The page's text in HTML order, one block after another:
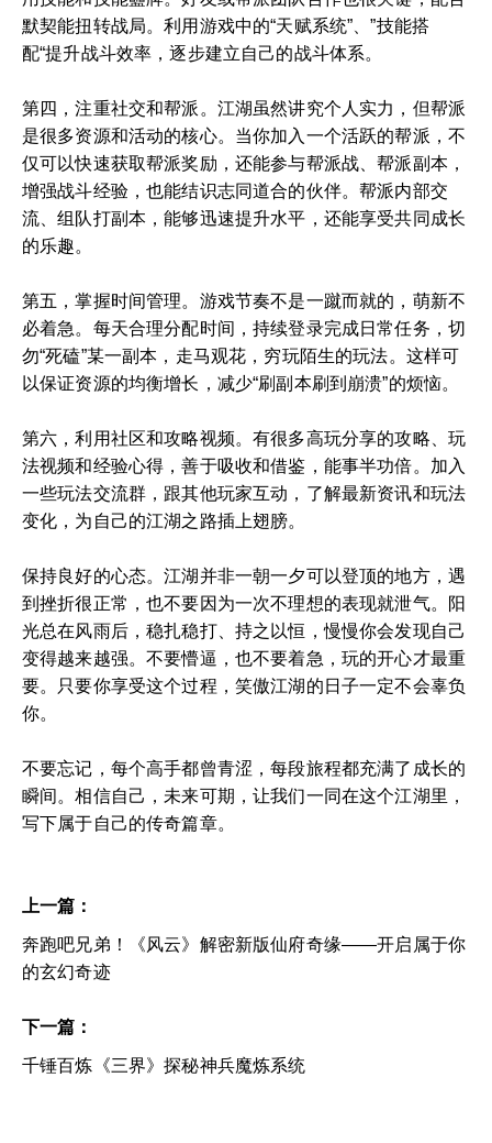
默契能扭转战局。利用游戏中的“天赋系统”、”技能搭
配“提升战斗效率，逐步建立自己的战斗体系。
第四，注重社交和帮派。江湖虽然讲究个人实力，但帮派
是很多资源和活动的核心。当你加入一个活跃的帮派，不
仅可以快速获取帮派奖励，还能参与帮派战、帮派副本，
增强战斗经验，也能结识志同道合的伙伴。帮派内部交
流、组队打副本，能够迅速提升水平，还能享受共同成长
的乐趣。
第五，掌握时间管理。游戏节奏不是一蹴而就的，萌新不
必着急。每天合理分配时间，持续登录完成日常任务，切
勿“死磕”某一副本，走马观花，穷玩陌生的玩法。这样可
以保证资源的均衡增长，减少“刷副本刷到崩溃”的烦恼。
第六，利用社区和攻略视频。有很多高玩分享的攻略、玩
法视频和经验心得，善于吸收和借鉴，能事半功倍。加入
一些玩法交流群，跟其他玩家互动，了解最新资讯和玩法
变化，为自己的江湖之路插上翅膀。
保持良好的心态。江湖并非一朝一夕可以登顶的地方，遇
到挫折很正常，也不要因为一次不理想的表现就泄气。阳
光总在风雨后，稳扎稳打、持之以恒，慢慢你会发现自己
变得越来越强。不要懵逼，也不要着急，玩的开心才最重
要。只要你享受这个过程，笑傲江湖的日子一定不会辜负
你。
不要忘记，每个高手都曾青涩，每段旅程都充满了成长的
瞬间。相信自己，未来可期，让我们一同在这个江湖里，
写下属于自己的传奇篇章。
上一篇：
奔跑吧兄弟！《风云》解密新版仙府奇缘——开启属于你
的玄幻奇迹
下一篇：
千锤百炼《三界》探秘神兵魔炼系统